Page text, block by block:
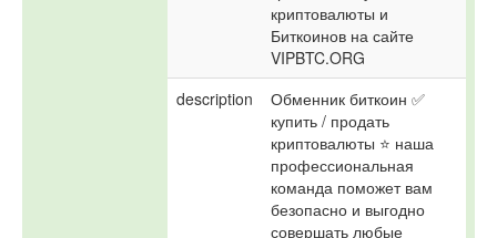
криптовалюты и
Биткоинов на сайте
VIPBTC.ORG
description
Обменник биткоин ✅
купить / продать
криптовалюты ⭐ наша
профессиональная
команда поможет вам
безопасно и выгодно
совершать любые